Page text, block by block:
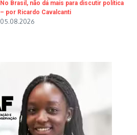
No Brasil, não dá mais para discutir política
– por Ricardo Cavalcanti
05.08.2026